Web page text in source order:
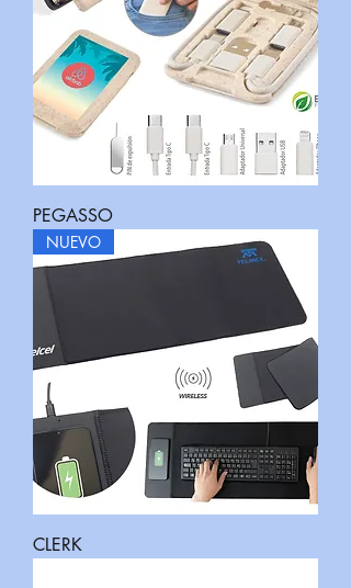
PEGASSO
NUEVO
CLERK